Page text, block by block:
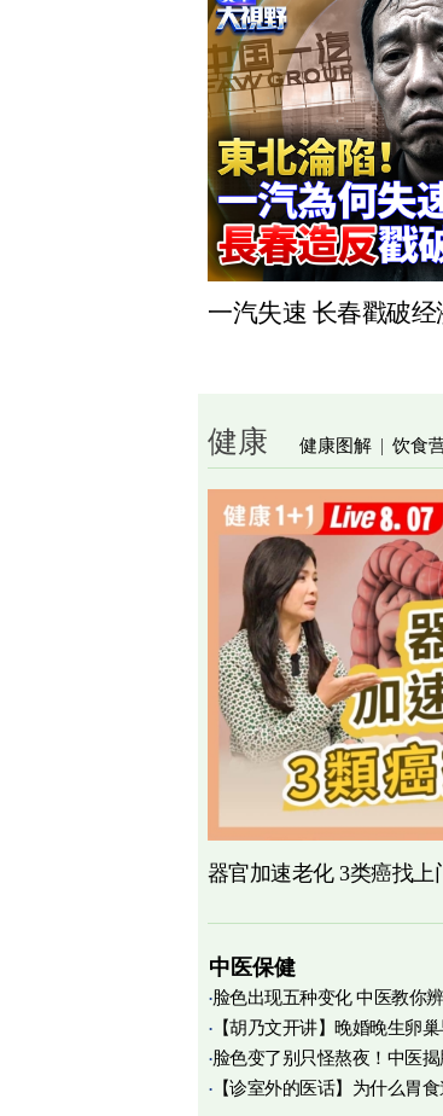
一汽失速 长春戳破
健康 健康图解 | 饮食
器官加速老化 3类癌找上
中医保健
脸色出现五种变化 中医教你
【胡乃文开讲】晚婚晚生卵
育
脸色变了别只怪熬夜！中医
【诊室外的医话】为什么胃